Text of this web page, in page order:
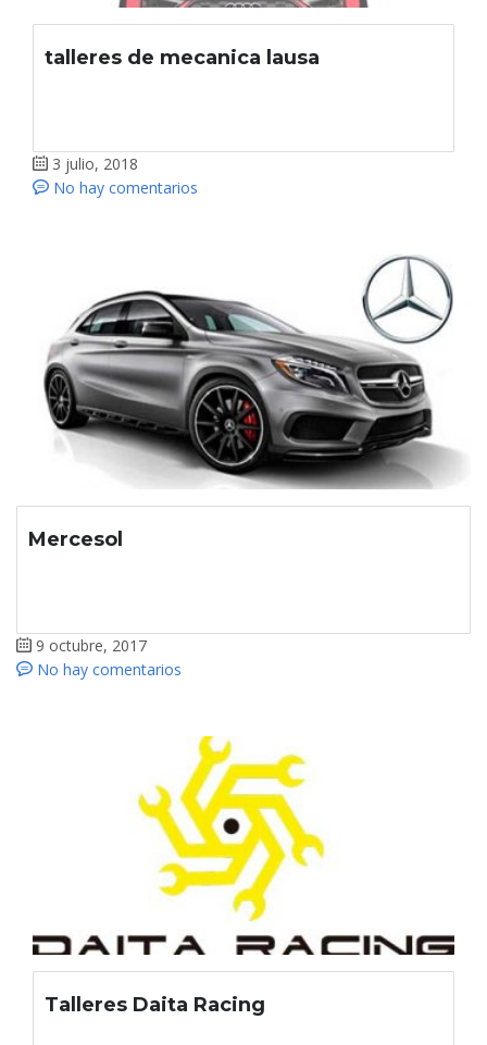
talleres de mecanica lausa
3 julio, 2018
No hay comentarios
Mercesol
9 octubre, 2017
No hay comentarios
Talleres Daita Racing